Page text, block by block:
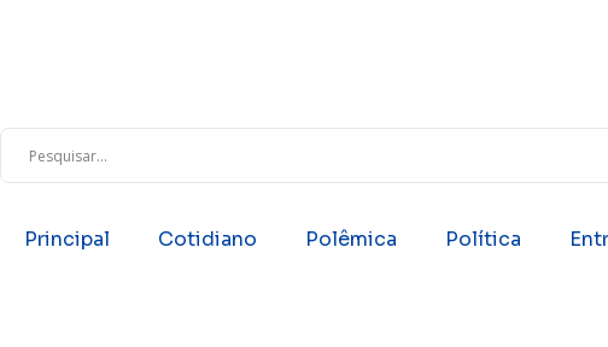
Principal Cotidiano Polêmica Política